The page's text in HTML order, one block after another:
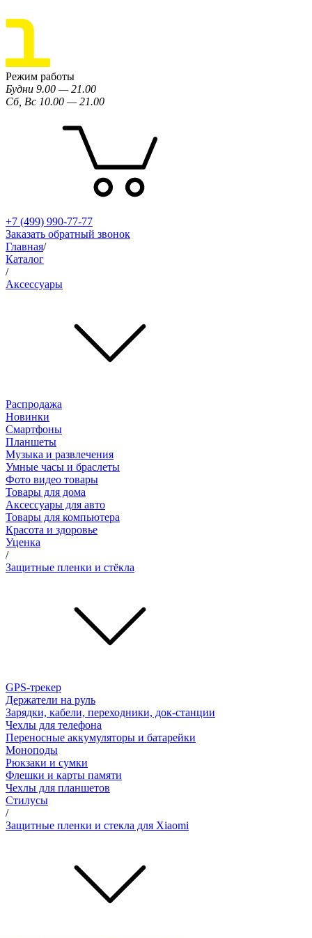
Режим работы
Будни 9.00 — 21.00
Сб, Вс 10.00 — 21.00
+7 (499) 990-77-77
Заказать обратный звонок
Главная/
Каталог
/
Аксессуары
Распродажа
Новинки
Смартфоны
Планшеты
Музыка и развлечения
Умные часы и браслеты
Фото видео товары
Товары для дома
Аксессуары для авто
Товары для компьютера
Красота и здоровье
Уценка
/
Защитные пленки и стёкла
GPS-трекер
Держатели на руль
Зарядки, кабели, переходники, док-станции
Чехлы для телефона
Переносные аккумуляторы и батарейки
Моноподы
Рюкзаки и сумки
Флешки и карты памяти
Чехлы для планшетов
Стилусы
/
Защитные пленки и стекла для Xiaomi